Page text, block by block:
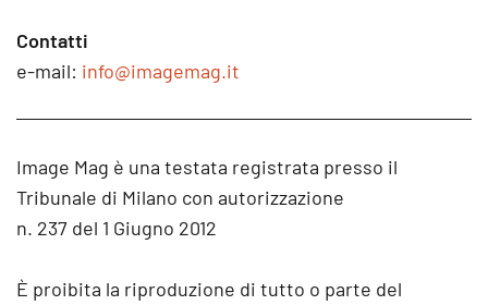
Contatti
e-mail: info@imagemag.it
Image Mag è una testata registrata presso il
Tribunale di Milano con autorizzazione
n. 237 del 1 Giugno 2012
È proibita la riproduzione di tutto o parte del